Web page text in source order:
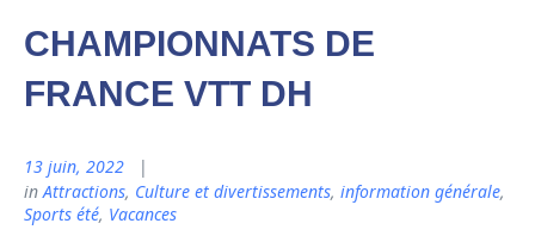
CHAMPIONNATS DE
FRANCE VTT DH
13 juin, 2022
inAttractions, Culture et divertissements, information générale,
Sports été, Vacances